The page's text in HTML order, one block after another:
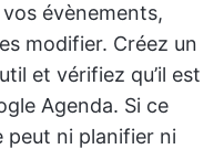
évènements,
modifier. Créez un
et vérifiez qu’il est
Agenda. Si ce
peut ni planifier ni